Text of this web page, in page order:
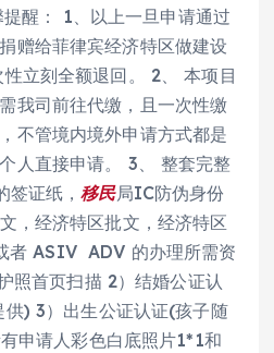
醒： 1、以上一旦申请通过
赠给菲律宾经济特区做建设
立刻全额退回。 2、 本项目
我司前往代缴，且一次性缴
不管境内境外申请方式都是
人直接申请。 3、 整套完整
签证纸，移民局IC防伪身份
，经济特区批文，经济特区
者 ASIV ADV 的办理所需资
首页扫描 2）结婚公证认
) 3）出生公证认证(孩子随
申请人彩色白底照片1*1和